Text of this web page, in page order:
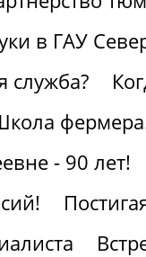
в ГАУ
служба?
- 90 лет!